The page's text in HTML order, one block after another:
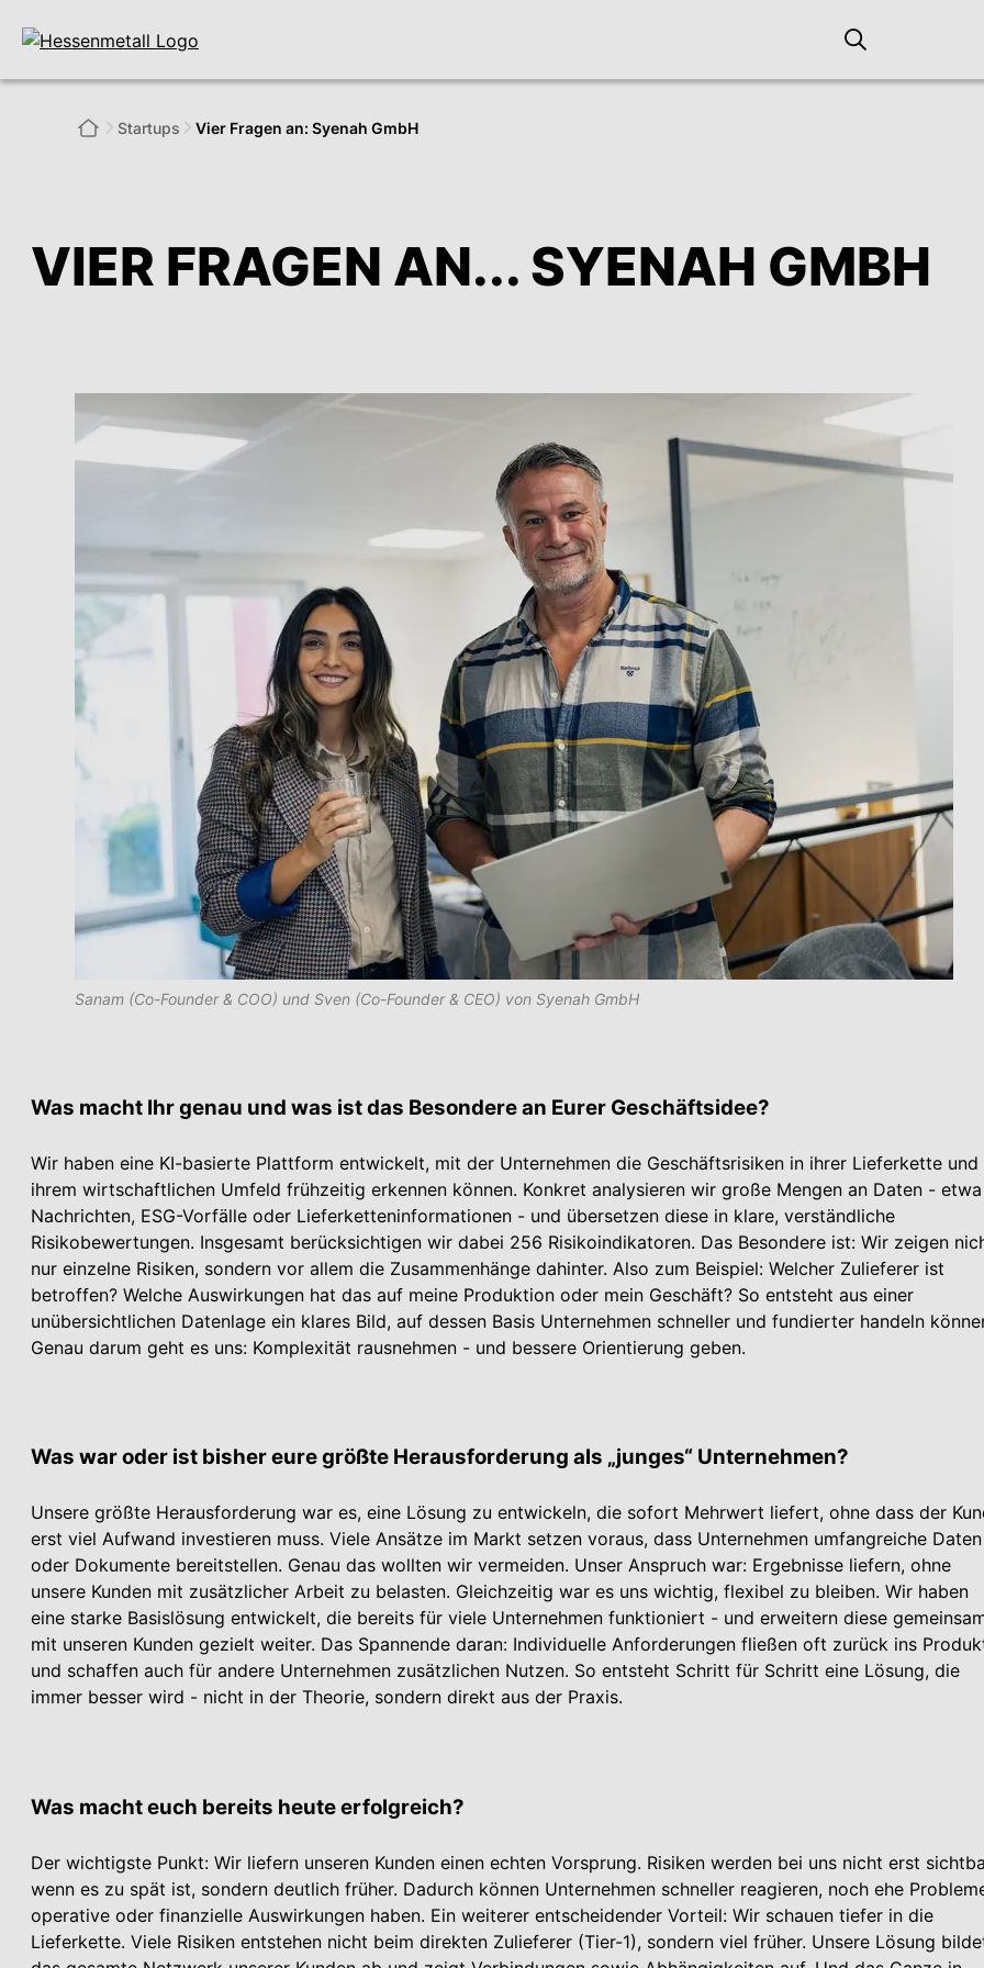
VIER FRAGEN AN... SYENAH GMBH
Sanam (Co-Founder & COO) und Sven (Co-Founder & CEO) von Syenah GmbH
Was macht Ihr genau und was ist das Besondere an Eurer Geschäftsidee?
Wir haben eine KI-basierte Plattform entwickelt, mit der Unternehmen die Geschäftsrisiken in ihrer Lieferkette und
ihrem wirtschaftlichen Umfeld frühzeitig erkennen können. Konkret analysieren wir große Mengen an Daten - etwa
Nachrichten, ESG-Vorfälle oder Lieferketteninformationen - und übersetzen diese in klare, verständliche
Risikobewertungen. Insgesamt berücksichtigen wir dabei 256 Risikoindikatoren. Das Besondere ist: Wir zeigen
nur einzelne Risiken, sondern vor allem die Zusammenhänge dahinter. Also zum Beispiel: Welcher Zulieferer ist
betroffen? Welche Auswirkungen hat das auf meine Produktion oder mein Geschäft? So entsteht aus einer
unübersichtlichen Datenlage ein klares Bild, auf dessen Basis Unternehmen schneller und fundierter handeln
Genau darum geht es uns: Komplexität rausnehmen - und bessere Orientierung geben.
Was war oder ist bisher eure größte Herausforderung als „junges“ Unternehmen?
Unsere größte Herausforderung war es, eine Lösung zu entwickeln, die sofort Mehrwert liefert, ohne dass der
erst viel Aufwand investieren muss. Viele Ansätze im Markt setzen voraus, dass Unternehmen umfangreiche Daten
oder Dokumente bereitstellen. Genau das wollten wir vermeiden. Unser Anspruch war: Ergebnisse liefern, ohne
unsere Kunden mit zusätzlicher Arbeit zu belasten. Gleichzeitig war es uns wichtig, flexibel zu bleiben. Wir haben
eine starke Basislösung entwickelt, die bereits für viele Unternehmen funktioniert - und erweitern diese
mit unseren Kunden gezielt weiter. Das Spannende daran: Individuelle Anforderungen fließen oft zurück ins
und schaffen auch für andere Unternehmen zusätzlichen Nutzen. So entsteht Schritt für Schritt eine Lösung, die
immer besser wird - nicht in der Theorie, sondern direkt aus der Praxis.
Was macht euch bereits heute erfolgreich?
Der wichtigste Punkt: Wir liefern unseren Kunden einen echten Vorsprung. Risiken werden bei uns nicht erst
wenn es zu spät ist, sondern deutlich früher. Dadurch können Unternehmen schneller reagieren, noch ehe
operative oder finanzielle Auswirkungen haben. Ein weiterer entscheidender Vorteil: Wir schauen tiefer in die
Lieferkette. Viele Risiken entstehen nicht beim direkten Zulieferer (Tier-1), sondern viel früher. Unsere Lösung
Startups Vier Fragen an: Syenah GmbH